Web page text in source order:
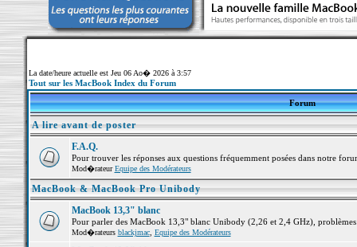
La date/heure actuelle est Jeu 06 Ao� 2026 à 3:57
Tout sur les MacBook Index du Forum
Forum
A lire avant de poster
F.A.Q.
Pour trouver les réponses aux questions fréquemment posées dans notre
Mod�rateurEquipe des Modérateurs
MacBook & MacBook Pro Unibody
MacBook 13,3" blanc
Pour parler des MacBook 13,3" blanc Unibody (2,26 et 2,4 GHz),
Mod�rateurs blackjmac, Equipe des Modérateurs